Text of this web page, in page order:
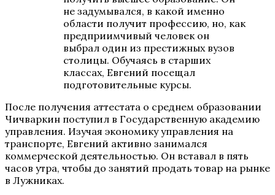
не задумывался, в какой именно
области получит профессию, но, как
предприимчивый человек он
выбрал один из престижных вузов
столицы. Обучаясь в старших
классах, Евгений посещал
подготовительные курсы.
После получения аттестата о среднем образовании
Чичваркин поступил в Государственную академию
управления. Изучая экономику управления на
транспорте, Евгений активно занимался
коммерческой деятельностью. Он вставал в пять
часов утра, чтобы до занятий продать товар на рынке
в Лужниках.